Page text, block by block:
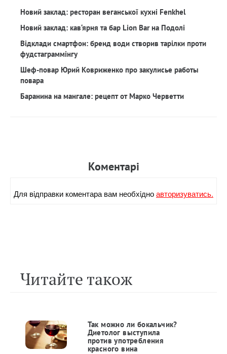
Новий заклад: ресторан веганської кухні Fenkhel
Новий заклад: кав‘ярня та бар Lion Bar на Подолі
Відклади смартфон: бренд води створив тарілки проти
фудстаграммінгу
Шеф-повар Юрий Ковриженко про закулисье работы
повара
Баранина на мангале: рецепт от Марко Черветти
Коментарi
Для вiдправки коментара вам необхiдноавторизуватись.
Читайте також
Так можно ли бокальчик?
Диетолог выступила
против употребления
красного вина